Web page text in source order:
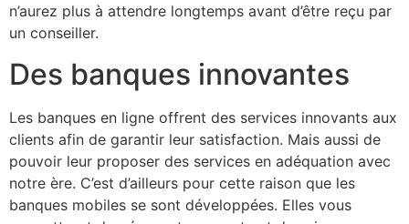
n’aurez plus à attendre longtemps avant d’être reçu par
un conseiller.
Des banques innovantes
Les banques en ligne offrent des services innovants aux
clients afin de garantir leur satisfaction. Mais aussi de
pouvoir leur proposer des services en adéquation avec
notre ère. C’est d’ailleurs pour cette raison que les
banques mobiles se sont développées. Elles vous